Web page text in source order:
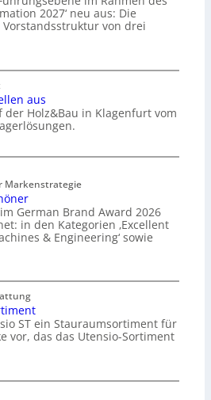
2027‘ neu aus: Die
von drei
aus
Holz&Bau in Klagenfurt vom
Markenstrategie
German Brand Award 2026
in den Kategorien ‚Excellent
& Engineering‘ sowie
ST ein Stauraumsortiment für
vor, das das Utensio-Sortiment